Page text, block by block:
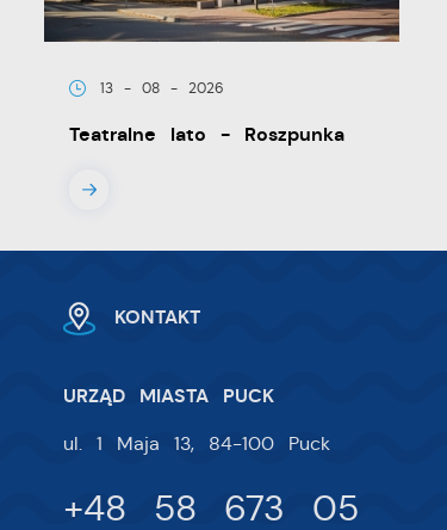
13 - 08 - 2026
Teatralne lato - Roszpunka
KONTAKT
URZĄD MIASTA PUCK
ul. 1 Maja 13, 84-100 Puck
+48 58 673 05